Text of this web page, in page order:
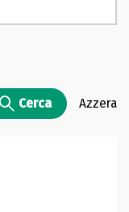
Cerca Azzera